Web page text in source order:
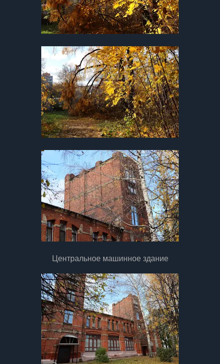
Центральное машинное здание